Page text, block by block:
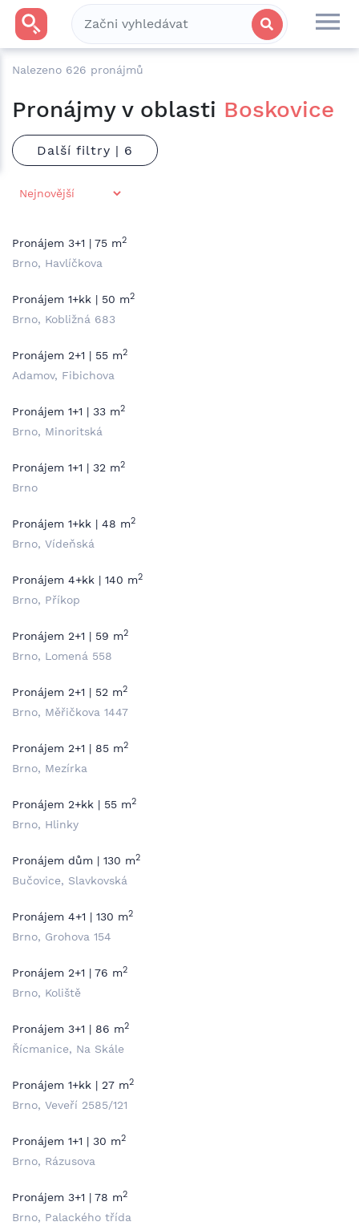
Nalezeno 626 pronájmů
Pronájmy v oblasti Boskovice
Další filtry |
Pronájem 3+1 | 75 m2
Brno, Havlíčkova
Pronájem 1+kk | 50 m2
Brno, Kobližná 683
Pronájem 2+1 | 55 m2
Adamov, Fibichova
Pronájem 1+1 | 33 m2
Brno, Minoritská
Pronájem 1+1 | 32 m2
Brno
Pronájem 1+kk | 48 m2
Brno, Vídeňská
Pronájem 4+kk | 140 m2
Brno, Příkop
Pronájem 2+1 | 59 m2
Brno, Lomená 558
Pronájem 2+1 | 52 m2
Brno, Měřičkova 1447
Pronájem 2+1 | 85 m2
Brno, Mezírka
Pronájem 2+kk | 55 m2
Brno, Hlinky
Pronájem dům | 130 m2
Bučovice, Slavkovská
Pronájem 4+1 | 130 m2
Brno, Grohova 154
Pronájem 2+1 | 76 m2
Brno, Koliště
Pronájem 3+1 | 86 m2
Řícmanice, Na Skále
Pronájem 1+kk | 27 m2
Brno, Veveří 2585/121
Pronájem 1+1 | 30 m2
Brno, Rázusova
Pronájem 3+1 | 78 m2
Brno, Palackého třída